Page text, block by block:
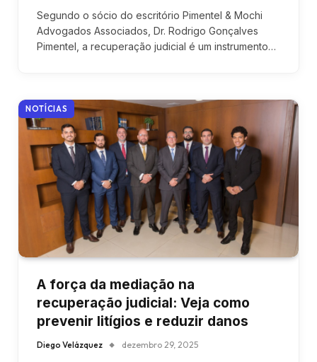
Segundo o sócio do escritório Pimentel & Mochi
Advogados Associados, Dr. Rodrigo Gonçalves
Pimentel, a recuperação judicial é um instrumento…
NOTÍCIAS
A força da mediação na
recuperação judicial: Veja como
prevenir litígios e reduzir danos
Diego Velázquez dezembro 29, 2025